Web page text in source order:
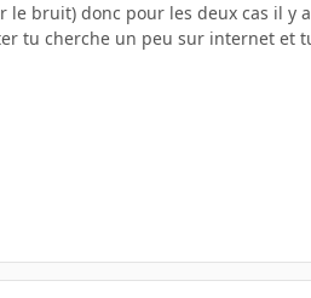
bruit) donc pour les deux cas il y
tu cherche un peu sur internet et